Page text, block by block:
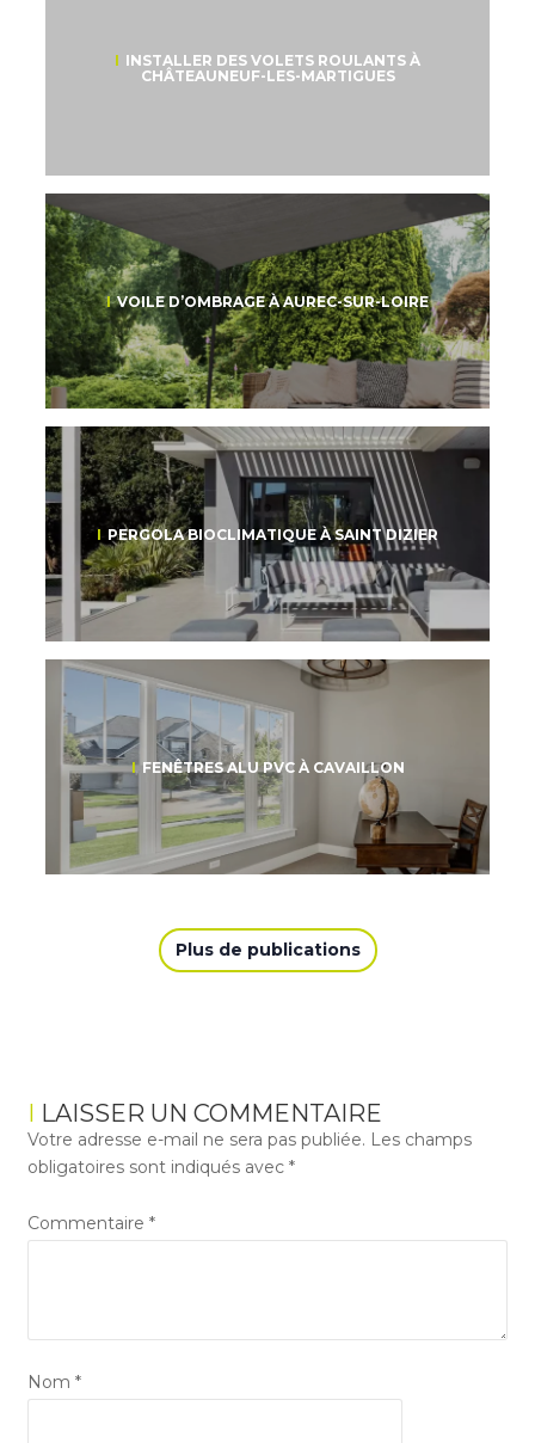
INSTALLER DES VOLETS ROULANTS À
CHÂTEAUNEUF-LES-MARTIGUES
VOILE D’OMBRAGE À AUREC-SUR-LOIRE
PERGOLA BIOCLIMATIQUE À SAINT DIZIER
FENÊTRES ALU PVC À CAVAILLON
Plus de publications
LAISSER UN COMMENTAIRE
Votre adresse e-mail ne sera pas publiée. Les champs
obligatoires sont indiqués avec *
Commentaire *
Nom *